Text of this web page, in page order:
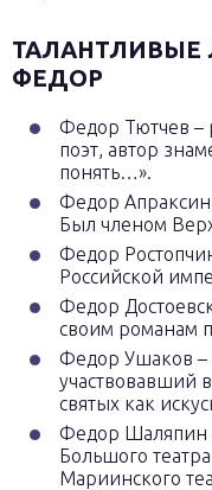
ФЕДОР
Федор Тютчев –
поэт, автор
понять…».
Федор Апраксин
Был членом
Федор
Российской
Федор
своим романам
Федор Ушаков –
участвовавший
святых как
Федор Шаляпин
Большого
Мариинского